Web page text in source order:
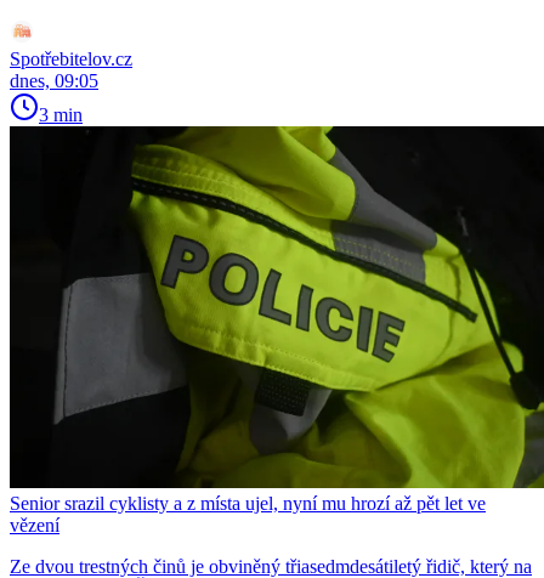
Spotřebitelov.cz
dnes, 09:05
3 min
Senior srazil cyklisty a z místa ujel, nyní mu hrozí až pět let ve
vězení
Ze dvou trestných činů je obviněný třiasedmdesátiletý řidič, který na